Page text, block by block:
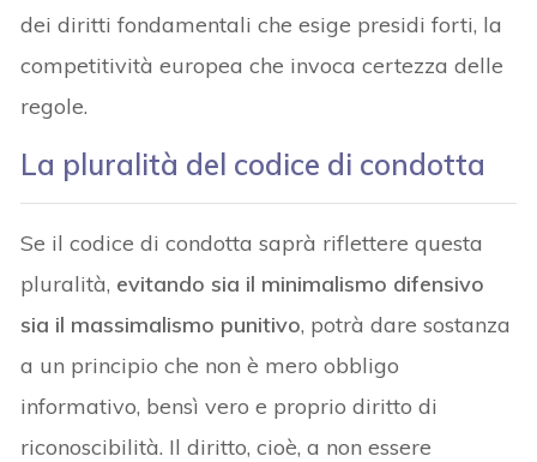
dei diritti fondamentali che esige presidi forti, la
competitività europea che invoca certezza delle
regole.
La pluralità del codice di condotta
Se il codice di condotta saprà riflettere questa
pluralità, evitando sia il minimalismo difensivo
sia il massimalismo punitivo, potrà dare sostanza
a un principio che non è mero obbligo
informativo, bensì vero e proprio diritto di
riconoscibilità. Il diritto, cioè, a non essere